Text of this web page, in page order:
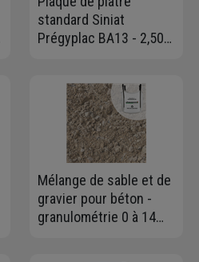
standard Siniat
Prégyplac BA13 - 2,50
Mélange de sable et de
gravier pour béton -
granulométrie 0 à 14